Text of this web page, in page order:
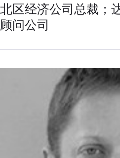
北区经济公司总裁；
顾问公司